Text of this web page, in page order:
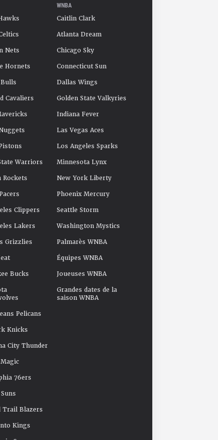
Nets
Hornets
Cavaliers
Warriors
Rockets
Clippers
Lakers
Grizzlies
Bucks
Pelicans
Knicks
City Thunder
76ers
Trail Blazers
Kings
WNBA
Caitlin Clark
Atlanta Dream
Chicago Sky
Connecticut Sun
Dallas Wings
Golden State Valkyries
Indiana Fever
Las Vegas Aces
Los Angeles Sparks
Minnesota Lynx
New York Liberty
Phoenix Mercury
Seattle Storm
Washington Mystics
Palmarès WNBA
Équipes WNBA
Joueuses WNBA
Grandes dates de la
saison WNBA